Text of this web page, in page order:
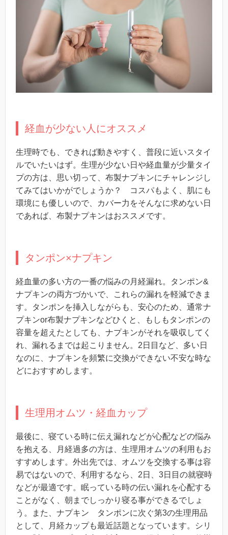
経血が少ない人にオススメ
生理時でも、できれば動きやすく、普段に近いスタイ
ルでいたいはず。生理が少ない日や経血量が少量タイ
プの方は、思い切って、布製ナプキンにチャレンジし
てみてはいかがでしょうか？ コスパもよく、肌にも
環境にも優しいので、カバー力をそんなに求めない日
であれば、布製ナプキンはおススメです。
タンポン×ナプキン
経血量の多い方の一番の悩みの月経漏れ。タンポン&
ナプキンの両方づかいで、これらの漏れを軽減できま
す。タンポンを挿入しながらも、安心のため、通常ナ
プキンor布製ナプキンなどひくと、もしもタンポンの
容量を超えたとしても、ナプキンがそれを吸収してく
れ、漏れるまでは起こりません。2日目など、多い日
なのに、ナプキンを頻繁に交換ができない不安な時な
どにおすすめします。
生理用オムツ・経血カップ
最後に、寝ている時に伝え漏れなどが心配などの悩み
を抱える、月経過多の方は、生理用オムツの利用もお
すすめします。外出先では、オムツを交換する事は容
易ではないので、利用するなら、2日、3日目の就寝時
などが最適です。眠っている時の伝い漏れを心配する
ことがなく、朝までしっかり寝る事ができるでしょ
う。
また、ナプキン タンポンに次ぐ第3の生理用品
として、月経カップも最近話題となっています。
シリ